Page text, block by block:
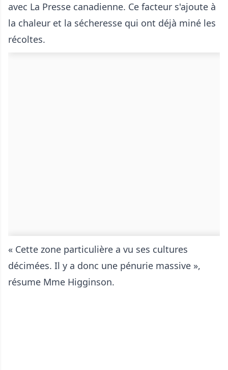
avec La Presse canadienne. Ce facteur s'ajoute à
la chaleur et la sécheresse qui ont déjà miné les
récoltes.
« Cette zone particulière a vu ses cultures
décimées. Il y a donc une pénurie massive »,
résume Mme Higginson.